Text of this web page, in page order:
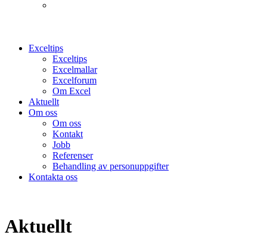
Exceltips
Exceltips
Excelmallar
Excelforum
Om Excel
Aktuellt
Om oss
Om oss
Kontakt
Jobb
Referenser
Behandling av personuppgifter
Kontakta oss
Aktuellt